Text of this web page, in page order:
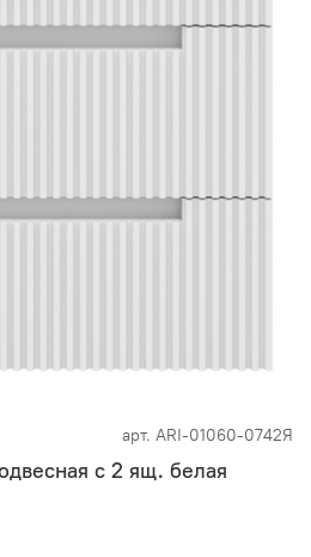
арт. ARI-01060-0742Я
с 2 ящ. белая